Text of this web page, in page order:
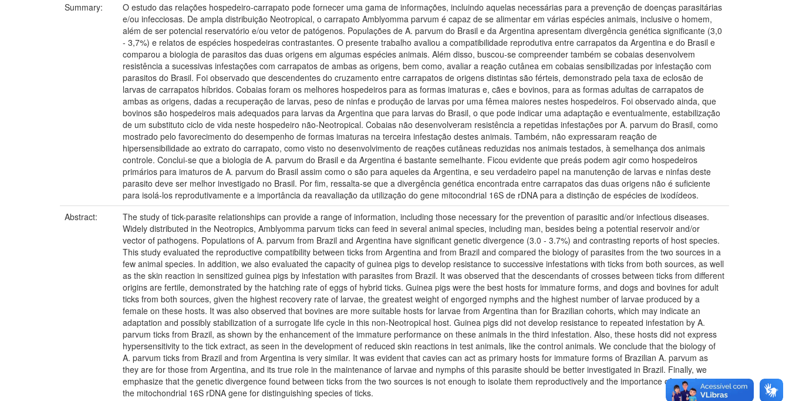
Summary:
O estudo das relações hospedeiro-carrapato pode fornecer uma gama de informações, incluindo aquelas necessárias para a prevenção de doenças parasitárias
e/ou infecciosas. De ampla distribuição Neotropical, o carrapato Amblyomma parvum é capaz de se alimentar em várias espécies animais, inclusive o homem,
além de ser potencial reservatório e/ou vetor de patógenos. Populações de A. parvum do Brasil e da Argentina apresentam divergência genética significante (3,0
- 3,7%) e relatos de espécies hospedeiras contrastantes. O presente trabalho avaliou a compatibilidade reprodutiva entre carrapatos da Argentina e do Brasil e
comparou a biologia de parasitos das duas origens em algumas espécies animais. Além disso, buscou-se compreender também se cobaias desenvolvem
resistência a sucessivas infestações com carrapatos de ambas as origens, bem como, avaliar a reação cutânea em cobaias sensibilizadas por infestação com
parasitos do Brasil. Foi observado que descendentes do cruzamento entre carrapatos de origens distintas são férteis, demonstrado pela taxa de eclosão de
larvas de carrapatos híbridos. Cobaias foram os melhores hospedeiros para as formas imaturas e, cães e bovinos, para as formas adultas de carrapatos de
ambas as origens, dadas a recuperação de larvas, peso de ninfas e produção de larvas por uma fêmea maiores nestes hospedeiros. Foi observado ainda, que
bovinos são hospedeiros mais adequados para larvas da Argentina que para larvas do Brasil, o que pode indicar uma adaptação e eventualmente, estabilização
de um substituto ciclo de vida neste hospedeiro não-Neotropical. Cobaias não desenvolveram resistência a repetidas infestações por A. parvum do Brasil, como
mostrado pelo favorecimento do desempenho de formas imaturas na terceira infestação destes animais. Também, não expressaram reação de
hipersensibilidade ao extrato do carrapato, como visto no desenvolvimento de reações cutâneas reduzidas nos animais testados, à semelhança dos animais
controle. Conclui-se que a biologia de A. parvum do Brasil e da Argentina é bastante semelhante. Ficou evidente que preás podem agir como hospedeiros
primários para imaturos de A. parvum do Brasil assim como o são para aqueles da Argentina, e seu verdadeiro papel na manutenção de larvas e ninfas deste
parasito deve ser melhor investigado no Brasil. Por fim, ressalta-se que a divergência genética encontrada entre carrapatos das duas origens não é suficiente
para isolá-los reprodutivamente e a importância da reavaliação da utilização do gene mitocondrial 16S de rDNA para a distinção de espécies de ixodídeos.
Abstract:
The study of tick-parasite relationships can provide a range of information, including those necessary for the prevention of parasitic and/or infectious diseases.
Widely distributed in the Neotropics, Amblyomma parvum ticks can feed in several animal species, including man, besides being a potential reservoir and/or
vector of pathogens. Populations of A. parvum from Brazil and Argentina have significant genetic divergence (3.0 - 3.7%) and contrasting reports of host species.
This study evaluated the reproductive compatibility between ticks from Argentina and from Brazil and compared the biology of parasites from the two sources in a
few animal species. In addition, we also evaluated the capacity of guinea pigs to develop resistance to successive infestations with ticks from both sources, as well
as the skin reaction in sensitized guinea pigs by infestation with parasites from Brazil. It was observed that the descendants of crosses between ticks from different
origins are fertile, demonstrated by the hatching rate of eggs of hybrid ticks. Guinea pigs were the best hosts for immature forms, and dogs and bovines for adult
ticks from both sources, given the highest recovery rate of larvae, the greatest weight of engorged nymphs and the highest number of larvae produced by a
female on these hosts. It was also observed that bovines are more suitable hosts for larvae from Argentina than for Brazilian cohorts, which may indicate an
adaptation and possibly stabilization of a surrogate life cycle in this non-Neotropical host. Guinea pigs did not develop resistance to repeated infestation by A.
parvum ticks from Brazil, as shown by the enhancement of the immature performance on these animals in the third infestation. Also, these hosts did not express
hypersensitivity to the tick extract, as seen in the development of reduced skin reactions in test animals, like the control animals. We conclude that the biology of
A. parvum ticks from Brazil and from Argentina is very similar. It was evident that cavies can act as primary hosts for immature forms of Brazilian A. parvum as
they are for those from Argentina, and its true role in the maintenance of larvae and nymphs of this parasite should be better investigated in Brazil. Finally, we
emphasize that the genetic divergence found between ticks from the two sources is not enough to isolate them reproductively and the importance of reevaluate
the mitochondrial 16S rDNA gene for distinguishing species of ticks.